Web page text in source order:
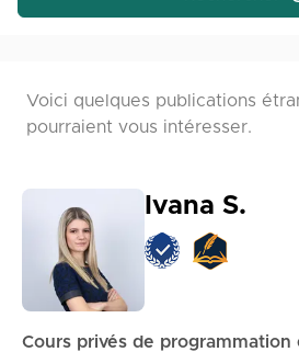
Voici quelques publications
pourraient vous intéresser.
Ivana S.
Cours privés de programmation